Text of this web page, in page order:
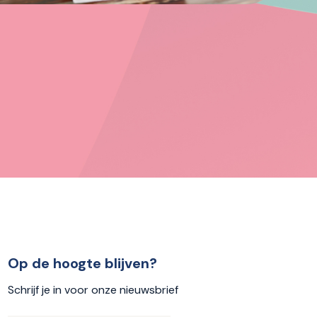
Op de hoogte blijven?
Schrijf je in voor onze nieuwsbrief